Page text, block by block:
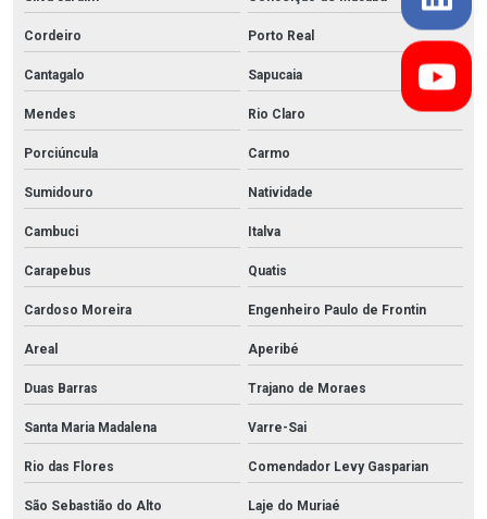
Cordeiro Porto Real
Cantagalo Sapucaia
Mendes Rio Claro
Porciúncula Carmo
Sumidouro Natividade
Cambuci Italva
Carapebus Quatis
Cardoso Moreira Engenheiro Paulo de Frontin
Areal Aperibé
Duas Barras Trajano de Moraes
Santa Maria Madalena Varre-Sai
Rio das Flores Comendador Levy Gasparian
São Sebastião do Alto Laje do Muriaé